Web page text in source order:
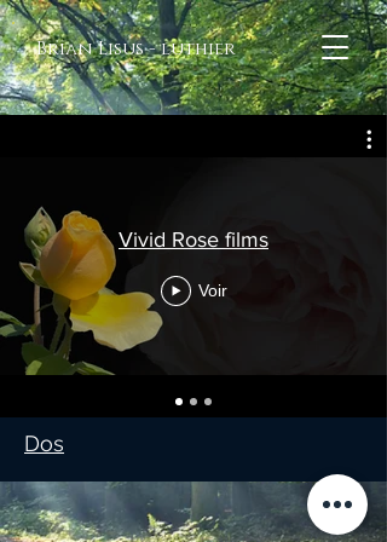
Brian Lisus - luthier
Vivid Rose films
Voir
Dos